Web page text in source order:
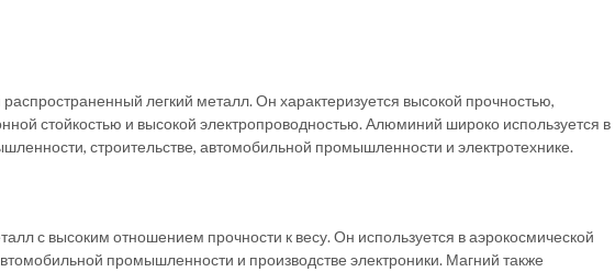
легкий металл. Он характеризуется высокой прочностью,
стойкостью и высокой электропроводностью. Алюминий широко используется в
строительстве, автомобильной промышленности и электротехнике.
с высоким отношением прочности к весу. Он используется в аэрокосмической
промышленности и производстве электроники. Магний также